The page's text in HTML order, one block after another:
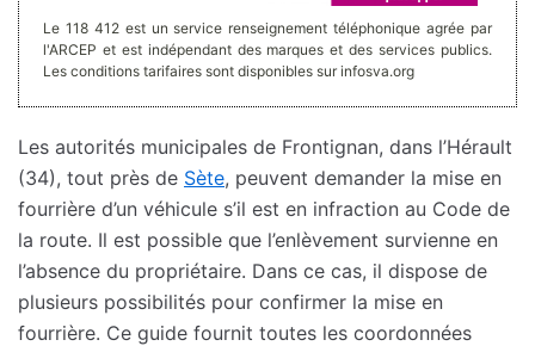
Le 118 412 est un service renseignement téléphonique agrée par
l'ARCEP et est indépendant des marques et des services publics.
Les conditions tarifaires sont disponibles sur infosva.org
Les autorités municipales de Frontignan, dans l’Hérault
(34), tout près de Sète, peuvent demander la mise en
fourrière d’un véhicule s’il est en infraction au Code de
la route. Il est possible que l’enlèvement survienne en
l’absence du propriétaire. Dans ce cas, il dispose de
plusieurs possibilités pour confirmer la mise en
fourrière. Ce guide fournit toutes les coordonnées